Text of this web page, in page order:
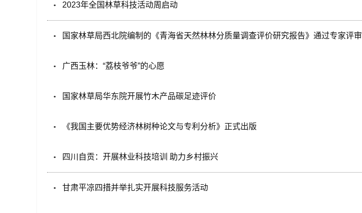
2023年全国林草科技活动周启动
国家林草局西北院编制的《青海省天然林林分质量调查评价研究报告》通过专家评审
广西玉林：“荔枝爷爷”的心愿
国家林草局华东院开展竹木产品碳足迹评价
《我国主要优势经济林树种论文与专利分析》正式出版
四川自贡：开展林业科技培训 助力乡村振兴
甘肃平凉四措并举扎实开展科技服务活动